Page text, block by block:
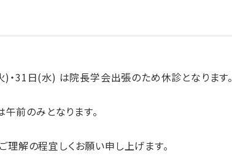
31日(水) は院長学会出張のため休診となります。
前のみとなります。
解の程宜しくお願い申し上げます。